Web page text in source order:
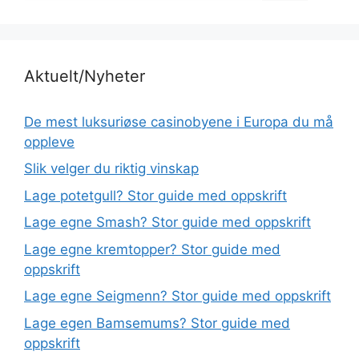
Aktuelt/Nyheter
De mest luksuriøse casinobyene i Europa du må
oppleve
Slik velger du riktig vinskap
Lage potetgull? Stor guide med oppskrift
Lage egne Smash? Stor guide med oppskrift
Lage egne kremtopper? Stor guide med
oppskrift
Lage egne Seigmenn? Stor guide med oppskrift
Lage egen Bamsemums? Stor guide med
oppskrift